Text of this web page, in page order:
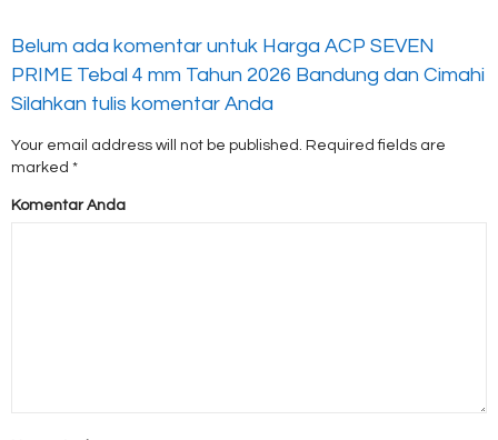
Belum ada komentar untuk Harga ACP SEVEN
PRIME Tebal 4 mm Tahun 2026 Bandung dan Cimahi
Silahkan tulis komentar Anda
Your email address will not be published. Required fields are
marked *
Komentar Anda